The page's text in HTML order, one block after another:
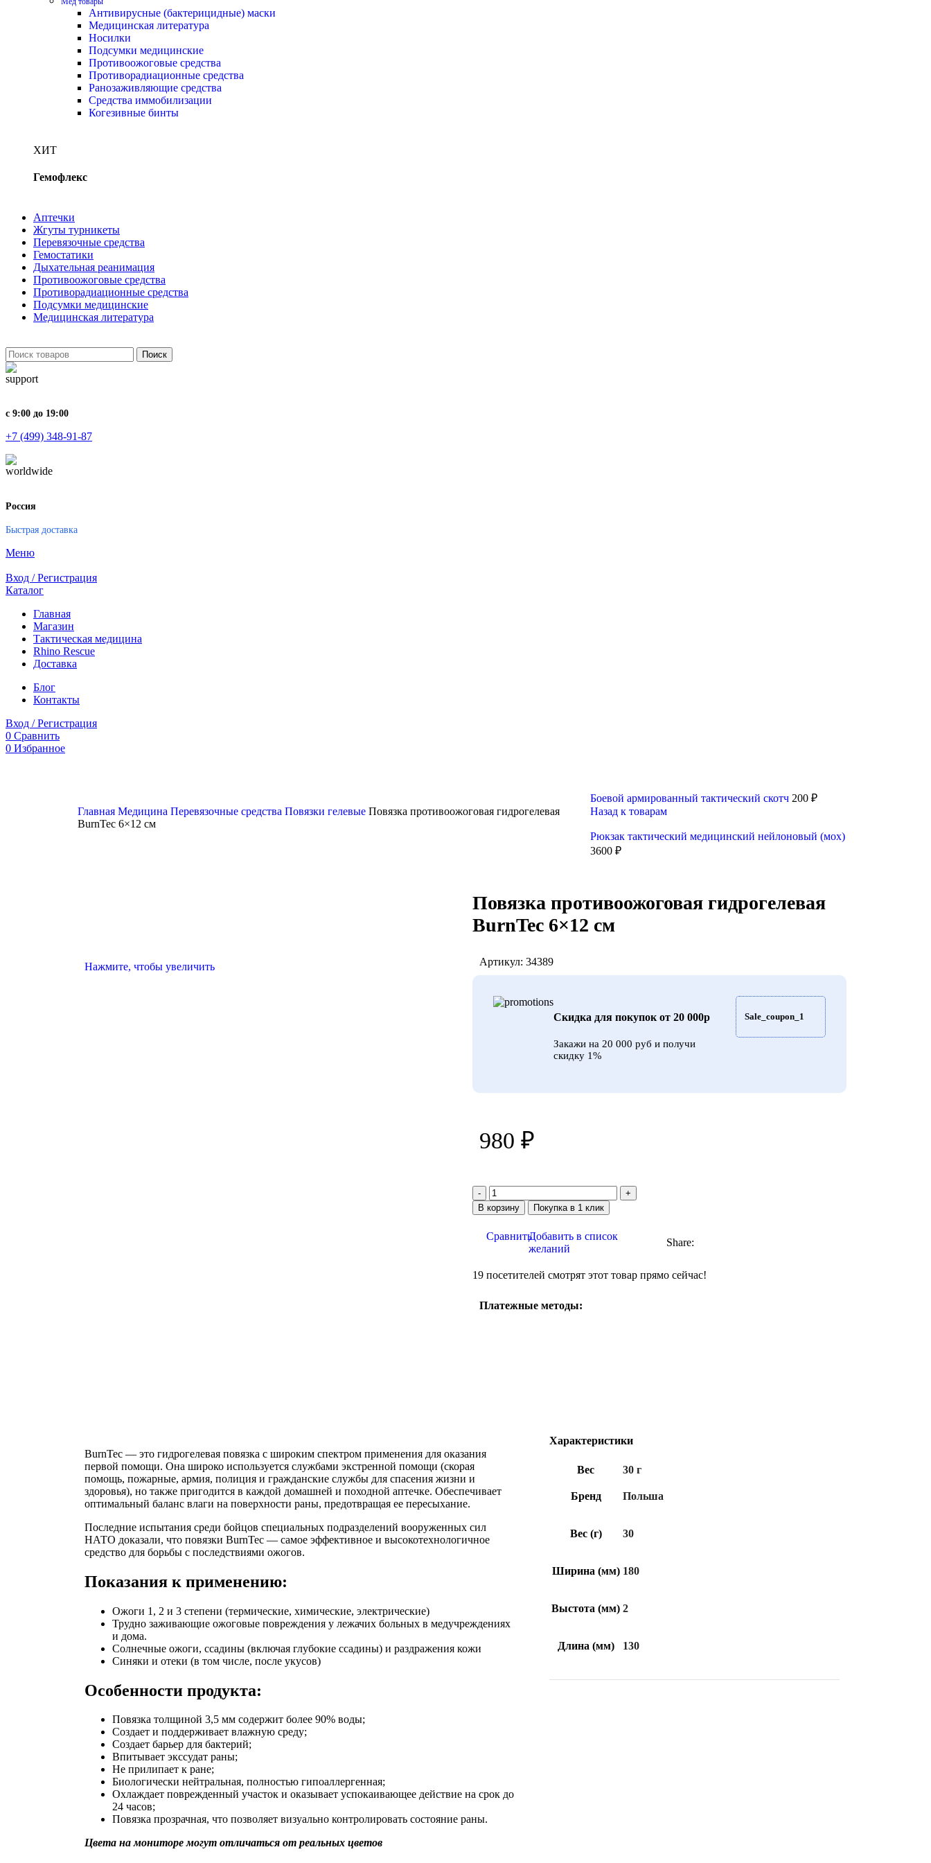
Антивирусные (бактерицидные) маски
Медицинская литература
Носилки
Подсумки медицинские
Противоожоговые средства
Противорадиационные средства
Ранозаживляющие средства
Средства иммобилизации
Когезивные бинты
ХИТ
Гемофлекс
Аптечки
Жгуты турникеты
Перевязочные средства
Гемостатики
Дыхательная реанимация
Противоожоговые средства
Противорадиационные средства
Подсумки медицинские
Медицинская литература
Поиск
с 9:00 до 19:00
+7 (499) 348-91-87
Россия
Быстрая доставка
Меню
Вход / Регистрация
Каталог
Главная
Магазин
Тактическая медицина
Rhino Rescue
Доставка
Блог
Контакты
Вход / Регистрация
0 Сравнить
0 Избранное
Главная Медицина Перевязочные средства Повязки гелевые Повязка противоожоговая гидрогелевая
BurnTec 6×12 см
Боевой армированный тактический скотч 200₽
Назад к товарам
Рюкзак тактический медицинский нейлоновый (мох)
3600₽
Нажмите, чтобы увеличить
Повязка противоожоговая гидрогелевая
BurnTec 6×12 см
Артикул: 34389
Скидка для покупок от 20 000р
Закажи на 20 000 руб и получи
скидку 1%
Sale_coupon_1
980 ₽
В корзину Покупка в 1 клик
СравнитьДобавить в список
желаний
Share:
19 посетителей смотрят этот товар прямо сейчас!
Платежные методы:
BurnTec — это гидрогелевая повязка с широким спектром применения для оказания
первой помощи. Она широко используется службами экстренной помощи (скорая
помощь, пожарные, армия, полиция и гражданские службы для спасения жизни и
здоровья), но также пригодится в каждой домашней и походной аптечке. Обеспечивает
оптимальный баланс влаги на поверхности раны, предотвращая ее пересыхание.
Последние испытания среди бойцов специальных подразделений вооруженных сил
НАТО доказали, что повязки BurnTec — самое эффективное и высокотехнологичное
средство для борьбы с последствиями ожогов.
Показания к применению:
Ожоги 1, 2 и 3 степени (термические, химические, электрические)
Трудно заживающие ожоговые повреждения у лежачих больных в медучреждениях
и дома.
Солнечные ожоги, ссадины (включая глубокие ссадины) и раздражения кожи
Синяки и отеки (в том числе, после укусов)
Особенности продукта:
Повязка толщиной 3,5 мм содержит более 90% воды;
Создает и поддерживает влажную среду;
Создает барьер для бактерий;
Впитывает экссудат раны;
Не прилипает к ране;
Биологически нейтральная, полностью гипоаллергенная;
Охлаждает поврежденный участок и оказывает успокаивающее действие на срок до
24 часов;
Повязка прозрачная, что позволяет визуально контролировать состояние раны.
Цвета на мониторе могут отличаться от реальных цветов
Характеристики
Вес 30 г
Бренд Польша
Вес (г) 30
Ширина (мм) 180
Выстота (мм) 2
Длина (мм) 130